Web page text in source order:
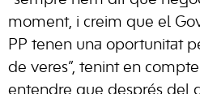
moment, i creim que el
PP tenen una oportunitat
de veres”, tenint en
entendre que després del